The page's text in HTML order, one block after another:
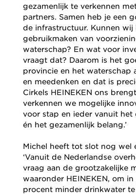
gezamenlijk te verkennen
partners. Samen heb je een
de infrastructuur. Kunnen
gebruikmaken van
waterschap? En wat voor
vraagt dat? Daarom is het
provincie en het waterschap
en meedenken en dat is
Cirkels HEINEKEN ons
verkennen we mogelijke
voor stap en ieder vanuit het
én het gezamenlijk belang.’
Michel heeft tot slot nog wel
‘Vanuit de Nederlandse
vraag aan de grootzakelijke
waaronder HEINEKEN, om
procent minder drinkwater